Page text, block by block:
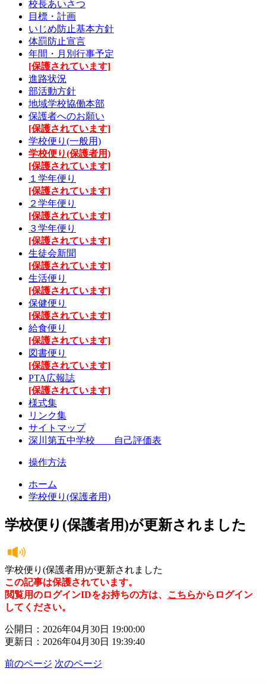
校長あいさつ
目標・計画
いじめ防止基本方針
体罰防止宣言
年間・月別行事予定
[保護されています]
進路状況
部活動方針
地域学校協働本部
保護者へのお願い
[保護されています]
学校便り(一般用)
学校便り(保護者用)
[保護されています]
１学年便り
[保護されています]
２学年便り
[保護されています]
３学年便り
[保護されています]
生徒会新聞
[保護されています]
生活便り
[保護されています]
保健便り
[保護されています]
給食便り
[保護されています]
図書便り
[保護されています]
PTA広報誌
[保護されています]
様式集
リンク集
サイトマップ
深川第五中学校 自己評価表
操作方法
ホーム
学校便り(保護者用)
学校便り(保護者用)が更新されました
学校便り(保護者用)が更新されました
この記事は保護されています。
閲覧用のログインIDをお持ちの方は、 こちらからログイン
してください。
公開日：2026年04月30日 19:00:00
更新日：2026年04月30日 19:39:40
前のページ 次のページ